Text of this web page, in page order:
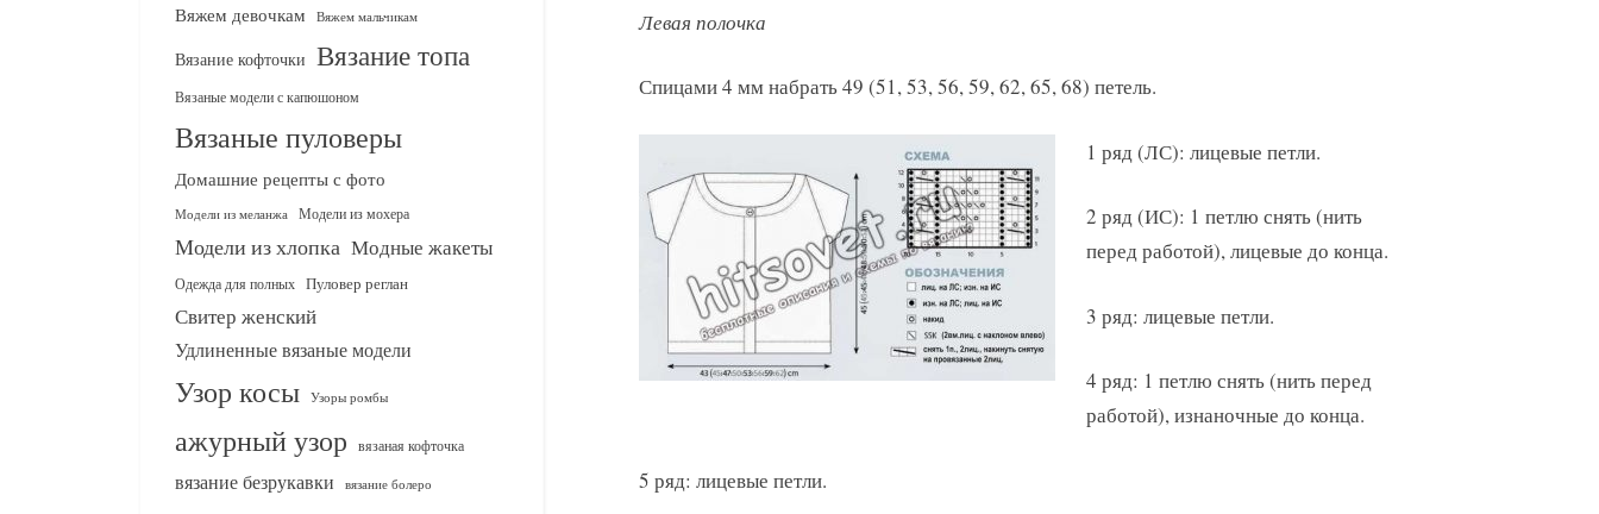
Левая полочка
Спицами 4 мм набрать 49 (51, 53, 56, 59, 62, 65, 68) петель.
1 ряд (ЛС): лицевые петли.
2 ряд (ИС): 1 петлю снять (нить
перед работой), лицевые до конца.
3 ряд: лицевые петли.
4 ряд: 1 петлю снять (нить перед
работой), изнаночные до конца.
5 ряд: лицевые петли.
Вяжем девочкам Вяжем мальчикам
Вязание кофточки Вязание топа
Вязаные модели с капюшоном
Вязаные пуловеры
Домашние рецепты с фото
Модели из меланжа Модели из мохера
Модели из хлопка Модные жакеты
Одежда для полных Пуловер реглан
Свитер женский
Удлиненные вязаные модели
Узор косы Узоры ромбы
ажурный узор вязаная кофточка
вязание безрукавки вязание болеро